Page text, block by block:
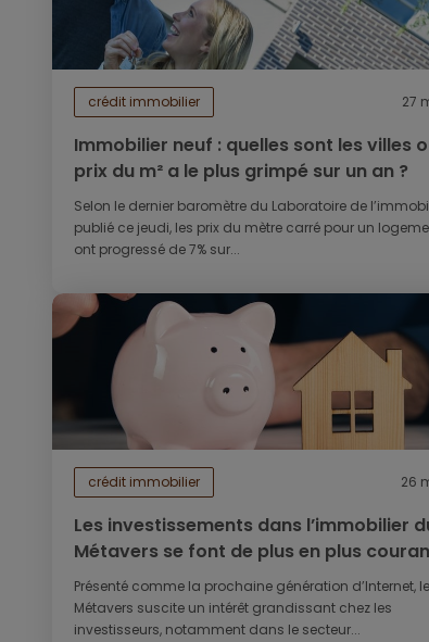
crédit immobilier 27
Immobilier neuf : quelles sont les villes
prix du m² a le plus grimpé sur un an ?
Selon le dernier baromètre du Laboratoire de
publié ce jeudi, les prix du mètre carré pour un
ont progressé de 7% sur...
crédit immobilier 26
Les investissements dans l’immobilier
Métavers se font de plus en plus
Présenté comme la prochaine génération d’Internet, le
Métavers suscite un intérêt grandissant chez les
investisseurs, notamment dans le secteur...